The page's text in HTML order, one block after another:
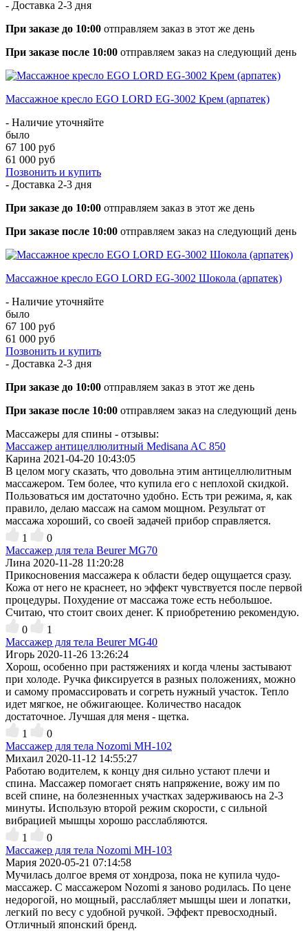
- Доставка 2-3 дня
При заказе до 10:00 отправляем заказ в этот же день
При заказе после 10:00 отправляем заказ на следующий день
Массажное кресло EGO LORD EG-3002 Крем (арпатек)
- Наличие уточняйте
было
67 100 руб
61 000 руб
Позвонить и купить
- Доставка 2-3 дня
При заказе до 10:00 отправляем заказ в этот же день
При заказе после 10:00 отправляем заказ на следующий день
Массажное кресло EGO LORD EG-3002 Шокола (арпатек)
- Наличие уточняйте
было
67 100 руб
61 000 руб
Позвонить и купить
- Доставка 2-3 дня
При заказе до 10:00 отправляем заказ в этот же день
При заказе после 10:00 отправляем заказ на следующий день
Массажеры для спины - отзывы:
Массажер антицеллюлитный Medisana AC 850
Карина 2021-04-20 10:43:05
В целом могу сказать, что довольна этим антицеллюлитным
массажером. Тем более, что купила его с неплохой скидкой.
Пользоваться им достаточно удобно. Есть три режима, я, как
правило, делаю массаж на самом мощном. Результат от
массажа хороший, со своей задачей прибор справляется.
1
0
Массажер для тела Beurer MG70
Лина 2020-11-28 11:20:28
Прикосновения массажера к области бедер ощущается сразу.
Кожа от него не краснеет, но эффект чувствуется после первой
процедуры. Похудение от массажа тоже есть небольшое.
Считаю, что стоит своих денег. К приобретению рекомендую.
0
1
Массажер для тела Beurer MG40
Игорь 2020-11-26 13:26:24
Хорош, особенно при растяжениях и когда члены застывают
при холоде. Ручка фиксируется в разных положениях, можно
и самому промассировать и согреть нужный участок. Тепло
идет мягкое, не обжигающее. Количество насадок
достаточное. Лучшая для меня - щетка.
1
0
Массажер для тела Nozomi MH-102
Михаил 2020-11-12 14:55:27
Работаю водителем, к концу дня сильно устают плечи и
спина. Массажер помогает снять напряжение, вожу им по
всей спине, на болезненных участках задерживаюсь на 2-3
минуты. Использую второй режим скорости, с сильной
вибрацией мышцы хорошо расслабляются.
1
0
Массажер для тела Nozomi MH-103
Мария 2020-05-21 07:14:58
Мучилась долгое время от хондроза, пока не купила чудо-
массажер. С массажером Nozomi я заново родилась. По цене
недорогой, но мощный, расслабляет мышцы шеи и лопатки,
легкий по весу с удобной ручкой. Эффект превосходный.
Отличный японский бренд.